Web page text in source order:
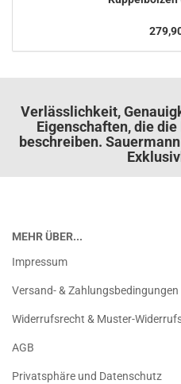
Verlässlichkeit,
Eigenschaften, die
beschreiben.
MEHR ÜBER...
Impressum
Versand- & Zahlungsbedingungen
Widerrufsrecht & Muster-
AGB
Privatsphäre und Datenschutz